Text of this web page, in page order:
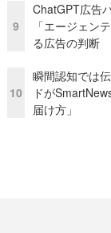
9
ChatGPT広告
「エージェン
る広告の判断
10
瞬間認知では
ドが
届け方」